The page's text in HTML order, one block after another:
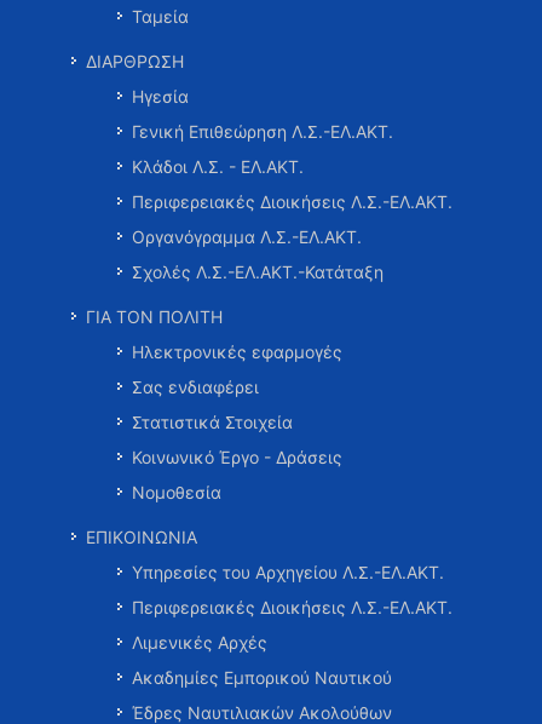
Ταμεία
ΔΙΑΡΘΡΩΣΗ
Ηγεσία
Γενική Επιθεώρηση Λ.Σ.-ΕΛ.ΑΚΤ.
Κλάδοι Λ.Σ. - ΕΛ.ΑΚΤ.
Περιφερειακές Διοικήσεις Λ.Σ.-ΕΛ.ΑΚΤ.
Οργανόγραμμα Λ.Σ.-ΕΛ.ΑΚΤ.
Σχολές Λ.Σ.-ΕΛ.ΑΚΤ.-Κατάταξη
ΓΙΑ ΤΟΝ ΠΟΛΙΤΗ
Ηλεκτρονικές εφαρμογές
Σας ενδιαφέρει
Στατιστικά Στοιχεία
Κοινωνικό Έργο - Δράσεις
Νομοθεσία
ΕΠΙΚΟΙΝΩΝΙΑ
Υπηρεσίες του Αρχηγείου Λ.Σ.-ΕΛ.ΑΚΤ.
Περιφερειακές Διοικήσεις Λ.Σ.-ΕΛ.ΑΚΤ.
Λιμενικές Αρχές
Ακαδημίες Εμπορικού Ναυτικού
Έδρες Ναυτιλιακών Ακολούθων